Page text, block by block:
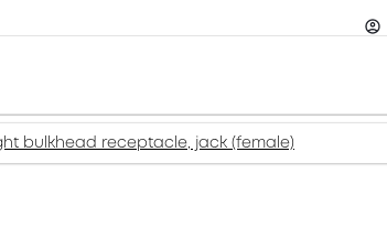
bulkhead receptacle, jack (female)